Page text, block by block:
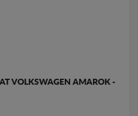
VOLKSWAGEN AMAROK -